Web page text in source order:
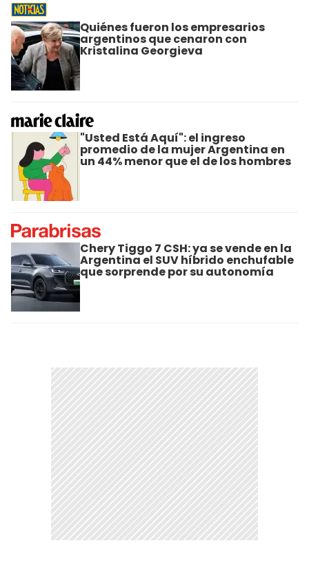
Quiénes fueron los empresarios
argentinos que cenaron con
Kristalina Georgieva
"Usted Está Aquí": el ingreso
promedio de la mujer Argentina en
un 44% menor que el de los hombres
Chery Tiggo 7 CSH: ya se vende en la
Argentina el SUV híbrido enchufable
que sorprende por su autonomía